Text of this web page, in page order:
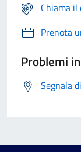
Chiama
Prenota
Problemi
Segnala